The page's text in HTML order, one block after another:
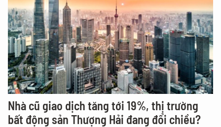
Nhà cũ giao dịch tăng tới 19%, thị trường
bất động sản Thượng Hải đang đổi chiều?